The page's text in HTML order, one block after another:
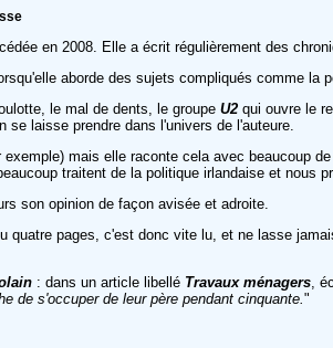
en 2008. Elle a écrit régulièrement des
aborde des sujets compliqués comme
le mal de dents, le groupe U2 qui ouvre le
laisse prendre dans l'univers de l'auteure.
mais elle raconte cela avec beaucoup
traitent de la politique irlandaise et nous
son opinion de façon avisée et adroite.
pages, c'est donc vite lu, et ne lasse
: dans un article libellé Travaux ménagers ,
de s'occuper de leur père pendant cinquante. "